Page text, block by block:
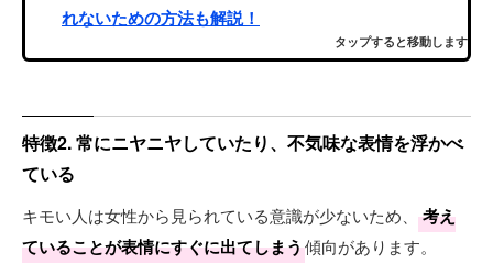
れないための方法も解説！
タップすると移動します
特徴2. 常にニヤニヤしていたり、不気味な表情を浮かべ
ている
キモい人は女性から見られている意識が少ないため、
考え
ていることが表情にすぐに出てしまう傾向があります。